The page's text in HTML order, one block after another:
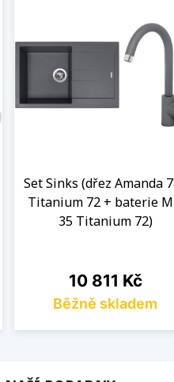
Set Sinks (dřez Amanda
Titanium 72 + baterie
35 Titanium 72)
Cena
10 811 Kč
Běžně skladem